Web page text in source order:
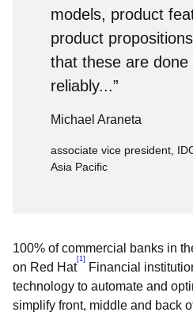
models, product
product
that these are done
reliably...”
Michael Araneta
associate vice president,
Asia Pacific
100% of commercial banks in
on Red Hat
[1]
Financial
technology to automate and
simplify front, middle and back